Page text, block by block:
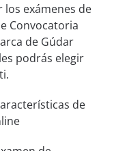
los exámenes de
Convocatoria
de Gúdar
podrás elegir
de